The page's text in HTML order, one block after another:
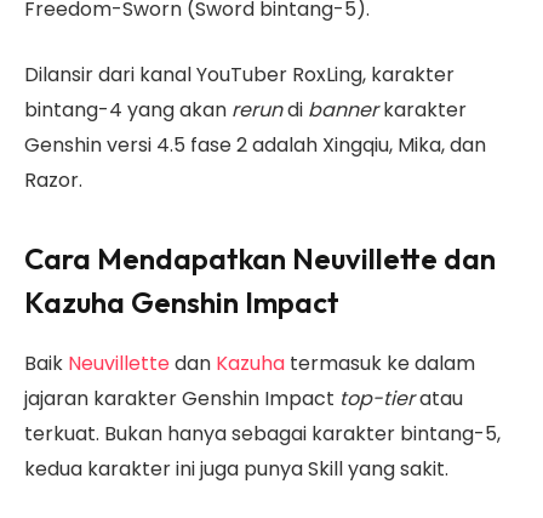
Freedom-Sworn (Sword bintang-5).
Dilansir dari kanal YouTuber RoxLing, karakter
bintang-4 yang akan rerundi bannerkarakter
Genshin versi 4.5 fase 2 adalah Xingqiu, Mika, dan
Razor.
Cara Mendapatkan Neuvillette dan
Kazuha Genshin Impact
Baik Neuvillettedan Kazuha termasuk ke dalam
jajaran karakter Genshin Impact top-tieratau
terkuat. Bukan hanya sebagai karakter bintang-5,
kedua karakter ini juga punya Skill yang sakit.